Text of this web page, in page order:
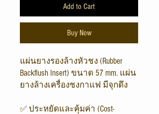
Add to Cart
Buy Now
แผ่นยางรองล้างหัวชง (Rubber
Backflush Insert) ขนาด 57 mm. แผ่น
ยางล้างเครื่องชงกาแฟ มีจุกดึง
✅ ประหยัดและคุ้มค่า (Cost-